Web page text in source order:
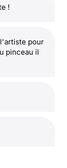
!
l'artiste pour
pinceau il